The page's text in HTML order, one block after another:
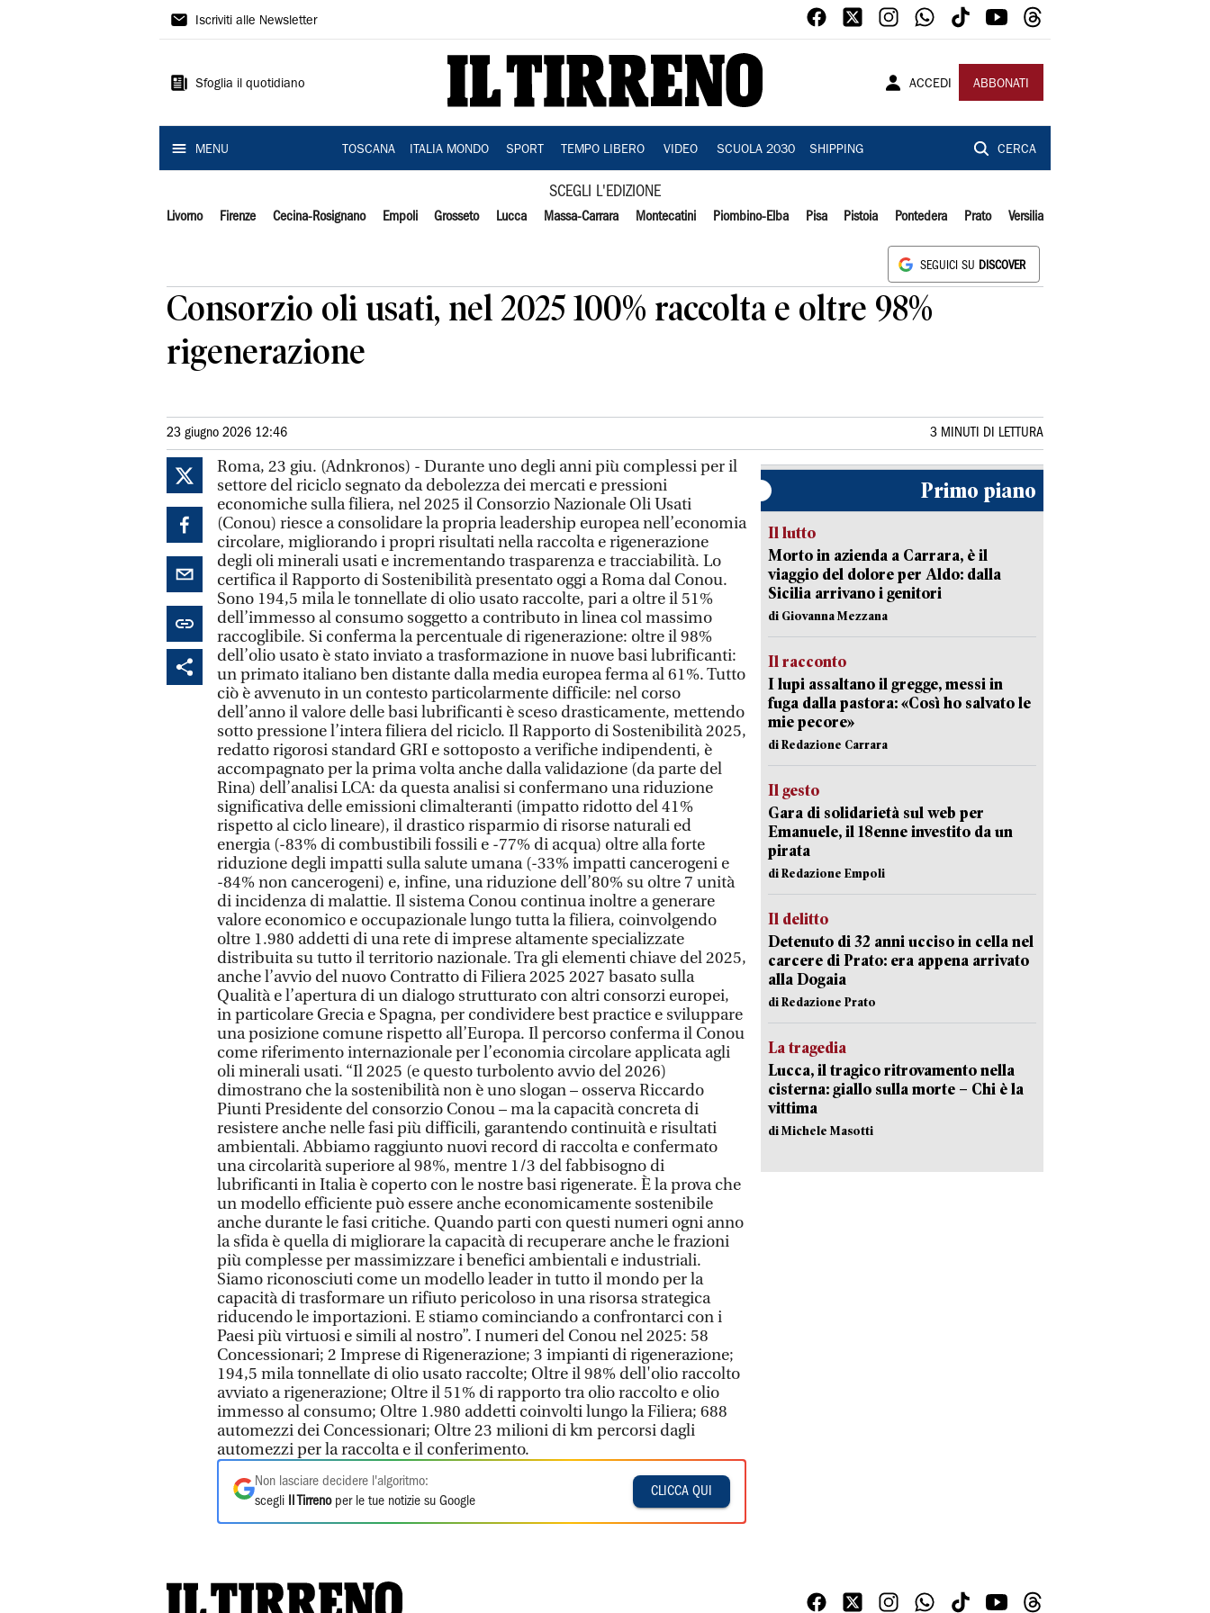
Il
Iscriviti alle Newsletter
Sfoglia il quotidiano ACCEDI ABBONATI
MENU TOSCANA ITALIA MONDO SPORT TEMPO LIBERO VIDEO SCUOLA 2030 SHIPPING CERCA
SCEGLI L'EDIZIONE
Livorno Firenze Cecina-Rosignano Empoli Grosseto Lucca Massa-Carrara Montecatini Piombino-Elba Pisa Pistoia Pontedera Prato Versilia
SEGUICI SU DISCOVER
Consorzio oli usati, nel 2025 100% raccolta e oltre 98%
rigenerazione
23 giugno 2026 12:46 3 MINUTI DI LETTURA
Roma, 23 giu. (Adnkronos) - Durante uno degli anni più complessi per il
settore del riciclo segnato da debolezza dei mercati e pressioni
economiche sulla filiera, nel 2025 il Consorzio Nazionale Oli Usati
(Conou) riesce a consolidare la propria leadership europea nell’economia
circolare, migliorando i propri risultati nella raccolta e rigenerazione
degli oli minerali usati e incrementando trasparenza e tracciabilità. Lo
certifica il Rapporto di Sostenibilità presentato oggi a Roma dal Conou.
Sono 194,5 mila le tonnellate di olio usato raccolte, pari a oltre il 51%
dell’immesso al consumo soggetto a contributo in linea col massimo
raccoglibile. Si conferma la percentuale di rigenerazione: oltre il 98%
dell’olio usato è stato inviato a trasformazione in nuove basi lubrificanti:
un primato italiano ben distante dalla media europea ferma al 61%. Tutto
ciò è avvenuto in un contesto particolarmente difficile: nel corso
dell’anno il valore delle basi lubrificanti è sceso drasticamente, mettendo
sotto pressione l’intera filiera del riciclo. Il Rapporto di Sostenibilità 2025,
redatto rigorosi standard GRI e sottoposto a verifiche indipendenti, è
accompagnato per la prima volta anche dalla validazione (da parte del
Rina) dell’analisi LCA: da questa analisi si confermano una riduzione
significativa delle emissioni climalteranti (impatto ridotto del 41%
rispetto al ciclo lineare), il drastico risparmio di risorse naturali ed
energia (-83% di combustibili fossili e -77% di acqua) oltre alla forte
riduzione degli impatti sulla salute umana (-33% impatti cancerogeni e
-84% non cancerogeni) e, infine, una riduzione dell’80% su oltre 7 unità
di incidenza di malattie. Il sistema Conou continua inoltre a generare
valore economico e occupazionale lungo tutta la filiera, coinvolgendo
oltre 1.980 addetti di una rete di imprese altamente specializzate
distribuita su tutto il territorio nazionale. Tra gli elementi chiave del 2025,
anche l’avvio del nuovo Contratto di Filiera 2025 2027 basato sulla
Qualità e l’apertura di un dialogo strutturato con altri consorzi europei,
in particolare Grecia e Spagna, per condividere best practice e sviluppare
una posizione comune rispetto all’Europa. Il percorso conferma il Conou
come riferimento internazionale per l’economia circolare applicata agli
oli minerali usati. “Il 2025 (e questo turbolento avvio del 2026)
dimostrano che la sostenibilità non è uno slogan – osserva Riccardo
Piunti Presidente del consorzio Conou – ma la capacità concreta di
resistere anche nelle fasi più difficili, garantendo continuità e risultati
ambientali. Abbiamo raggiunto nuovi record di raccolta e confermato
una circolarità superiore al 98%, mentre 1/3 del fabbisogno di
lubrificanti in Italia è coperto con le nostre basi rigenerate. È la prova che
un modello efficiente può essere anche economicamente sostenibile
anche durante le fasi critiche. Quando parti con questi numeri ogni anno
la sfida è quella di migliorare la capacità di recuperare anche le frazioni
più complesse per massimizzare i benefici ambientali e industriali.
Siamo riconosciuti come un modello leader in tutto il mondo per la
capacità di trasformare un rifiuto pericoloso in una risorsa strategica
riducendo le importazioni. E stiamo cominciando a confrontarci con i
Paesi più virtuosi e simili al nostro”. I numeri del Conou nel 2025: 58
Concessionari; 2 Imprese di Rigenerazione; 3 impianti di rigenerazione;
194,5 mila tonnellate di olio usato raccolte; Oltre il 98% dell'olio raccolto
avviato a rigenerazione; Oltre il 51% di rapporto tra olio raccolto e olio
immesso al consumo; Oltre 1.980 addetti coinvolti lungo la Filiera; 688
automezzi dei Concessionari; Oltre 23 milioni di km percorsi dagli
automezzi per la raccolta e il conferimento.
Non lasciare decidere l'algoritmo:
scegli
Il Tirrenoper le tue notizie su Google
CLICCA QUI
Primo piano
Il lutto
Morto in azienda a Carrara, è il
viaggio del dolore per Aldo: dalla
Sicilia arrivano i genitori
di Giovanna Mezzana
Il racconto
I lupi assaltano il gregge, messi in
fuga dalla pastora: «Così ho salvato le
mie pecore»
di Redazione Carrara
Il gesto
Gara di solidarietà sul web per
Emanuele, il 18enne investito da un
pirata
di Redazione Empoli
Il delitto
Detenuto di 32 anni ucciso in cella nel
carcere di Prato: era appena arrivato
alla Dogaia
di Redazione Prato
La tragedia
Lucca, il tragico ritrovamento nella
cisterna: giallo sulla morte – Chi è la
vittima
di Michele Masotti